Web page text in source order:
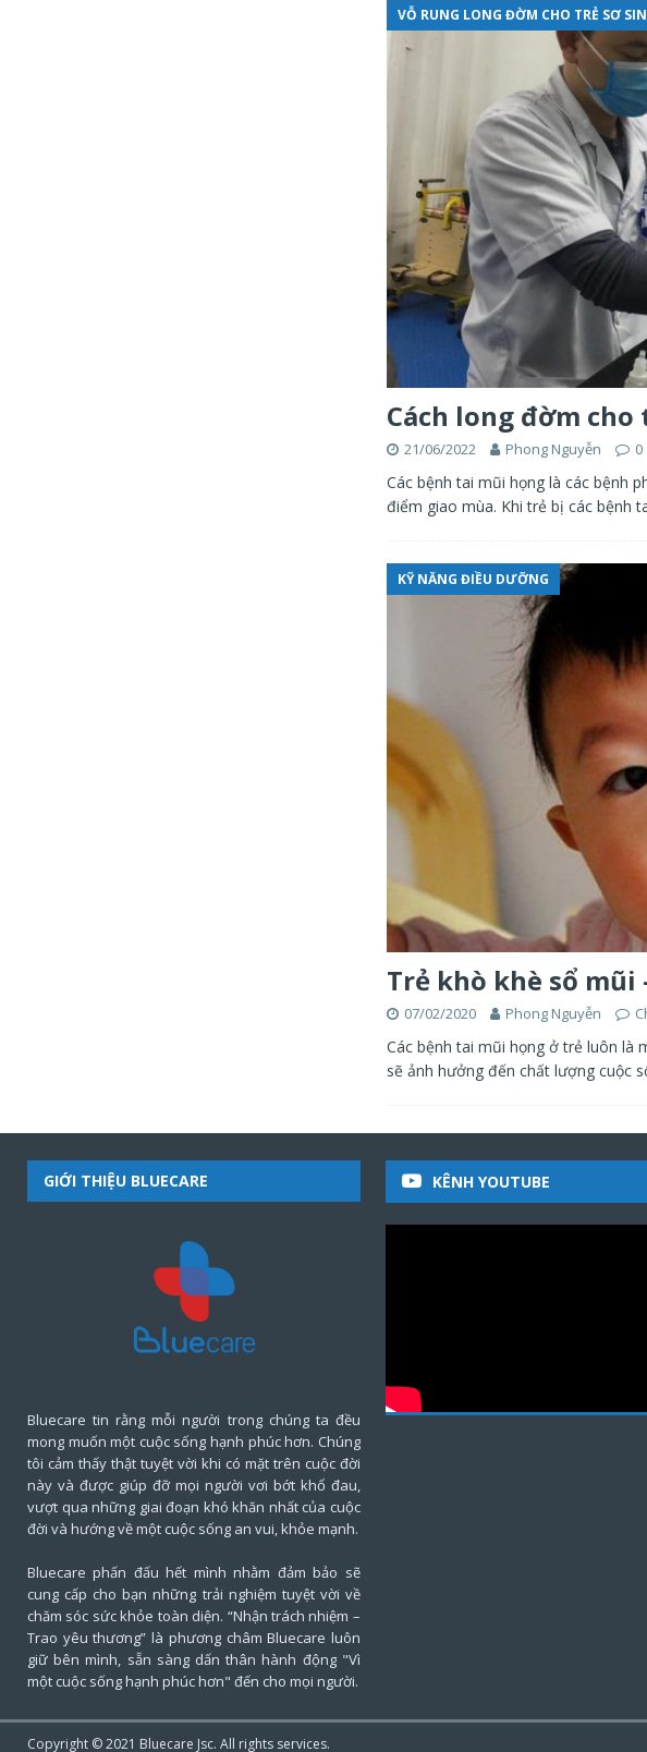
VỖ RUNG LONG ĐỜM CHO TRẺ SƠ
Cách long đờm cho
21/06/2022 Phong Nguyễn 0
Các bệnh tai mũi họng là các bệnh
điểm giao mùa. Khi trẻ bị các bệnh
KỸ NĂNG ĐIỀU DƯỠNG
Trẻ khò khè sổ mũi
07/02/2020 Phong Nguyễn
Các bệnh tai mũi họng ở trẻ luôn là
sẽ ảnh hưởng đến chất lượng cuộc
GIỚI THIỆU BLUECARE
Bluecare tin rằng mỗi người trong chúng ta đều
mong muốn một cuộc sống hạnh phúc hơn. Chúng
tôi cảm thấy thật tuyệt vời khi có mặt trên cuộc đời
này và được giúp đỡ mọi người vơi bớt khổ đau,
vượt qua những giai đoạn khó khăn nhất của cuộc
đời và hướng về một cuộc sống an vui, khỏe mạnh.
Bluecare phấn đấu hết mình nhằm đảm bảo sẽ
cung cấp cho bạn những trải nghiệm tuyệt vời về
chăm sóc sức khỏe toàn diện. “Nhận trách nhiệm –
Trao yêu thương” là phương châm Bluecare luôn
giữ bên mình, sẵn sàng dấn thân hành động "Vì
một cuộc sống hạnh phúc hơn" đến cho mọi người.
KÊNH YOUTUBE
Copyright © 2021 Bluecare Jsc. All rights services.